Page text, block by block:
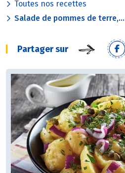
Toutes nos recettes
Salade de pommes de terre,...
Partager sur